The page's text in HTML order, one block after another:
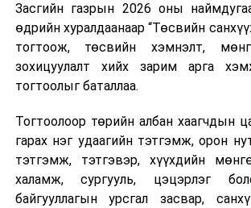
Шинэ хууль Францын зах зээлд
дуудлагын төвүүдэд нөлөөлөхөөр
Мароккогийн дуудлагын төвүүдийн
хувь Францын зах зээлээс бүрддэг
40–50 мянган ажлын байр эрсдэлд
Засгийн газрын 2026 оны
өдрийн хуралдаанаар “Төсвийн
тогтоож, төсвийн хэмнэлт,
зохицуулалт хийх зарим арга
тогтоолыг баталлаа.
Тогтоолоор төрийн албан хаагчдын
гарах нэг удаагийн тэтгэмж, орон
тэтгэмж, тэтгэвэр, хүүхдийн
халамж, сургууль, цэцэрлэг
байгууллагын урсгал засвар,